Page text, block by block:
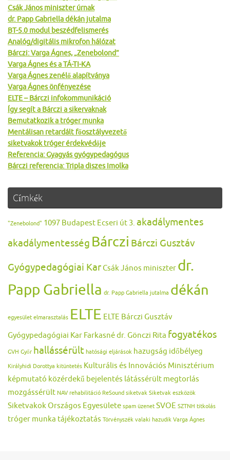
Csák János miniszter úrnak
dr. Papp Gabriella dékán jutalma
BT-5.0 modul beszédfelismerés
Analóg/digitális mikrofon hálózat
Bárczi: Varga Ágnes, „Zenebolond”
Varga Ágnes és a TÁ-TI-KA
Varga Ágnes zenélő alapítványa
Varga Ágnes önfényezése
ELTE – Bárczi infokommunikáció
Így segít a Bárczi a sikervaknak
Bemutatkozik a tróger munka
Mentálisan retardált főosztályvezető
siketvakok tróger érdekvédője
Referencia: Gyagyás gyógypedagógus
Bárczi referencia: Tripla diszes Imolka
Címkék
"Zenebolond" 1097 Budapest Ecseri út 3. akadálymentes
akadálymentesség Bárczi Bárczi Gusztáv
Gyógypedagógiai KarCsák János miniszter dr.
Papp Gabriella dr. Papp Gabriella jutalma dékán
egyesület elmarasztalás ELTE ELTE Bárczi Gusztáv
Gyógypedagógiai Kar Farkasné dr. Gönczi Rita fogyatékos
GVH Győr hallássérült hatósági eljárások hazugság időbélyeg
Királyhidi Dorottya kitüntetés Kulturális és Innovációs Minisztérium
képmutató közérdekű bejelentés látássérült megtorlás
mozgássérült NAV rehabilitáció ReSound siketvak Siketvak eszközök
Siketvakok Országos Egyesülete spam üzenet SVOE SZTNH titkolás
tróger munka tájékoztatás Törvényszék valaki hazudik Varga Ágnes